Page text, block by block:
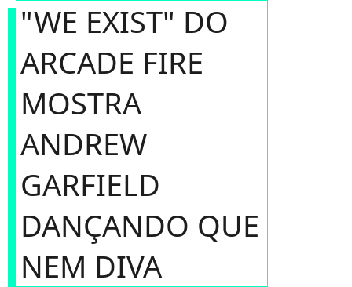
"WE EXIST" DO
ARCADE FIRE
MOSTRA
ANDREW
GARFIELD
DANÇANDO QUE
NEM DIVA